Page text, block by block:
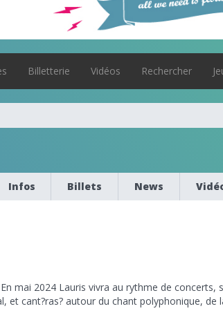
Billetterie Vidéos Rechercher
Infos Billets News
mai 2024 Lauris vivra au rythme de concerts,
et cant?ras? autour du chant polyphonique, de